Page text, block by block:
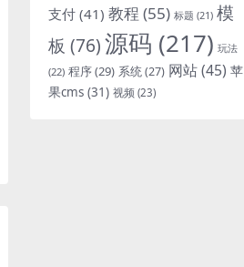
支付 (41) 教程 (55) 标题 (21) 模
板 (76)源码 (217) 玩法
(22) 程序(29) 系统(27) 网站(45) 苹
果cms (31) 视频 (23)